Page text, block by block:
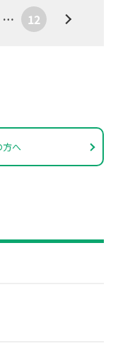
… 12
方へ